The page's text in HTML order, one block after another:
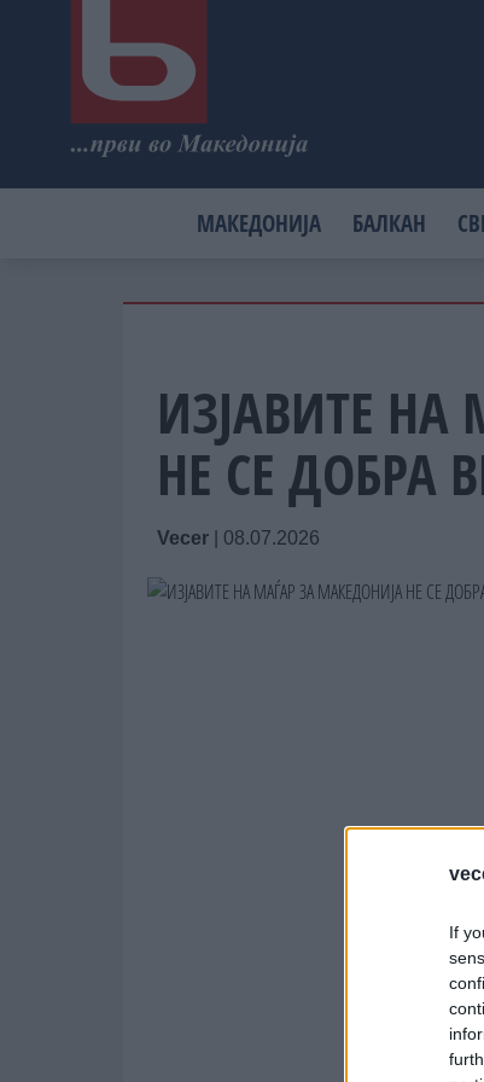
If
МАКЕДОНИЈА БАЛКАН
ИЗЈАВИТЕ
НЕ СЕ ДОБРА
Vecer 08.07.2026